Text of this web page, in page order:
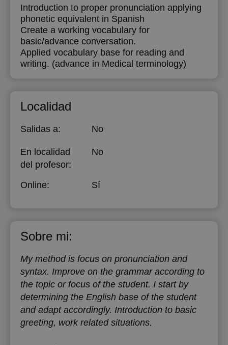
Introduction to proper pronunciation applying
phonetic equivalent in Spanish
Create a working vocabulary for
basic/advance conversation.
Applied vocabulary base for reading and
writing. (advance in Medical terminology)
Localidad
Salidas a: No
En localidad
del profesor:
No
Online: Sí
Sobre mi:
My method is focus on pronunciation and
syntax. Improve on the grammar according to
the topic or focus of the student. I start by
determining the English base of the student
and adapt accordingly. Introduction to basic
greeting, work related situations.